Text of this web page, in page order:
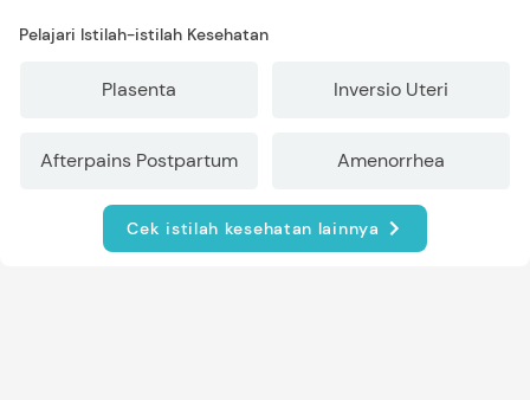
Pelajari Istilah-istilah Kesehatan
Plasenta Inversio Uteri
Afterpains Postpartum Amenorrhea
Cek istilah kesehatan lainnya